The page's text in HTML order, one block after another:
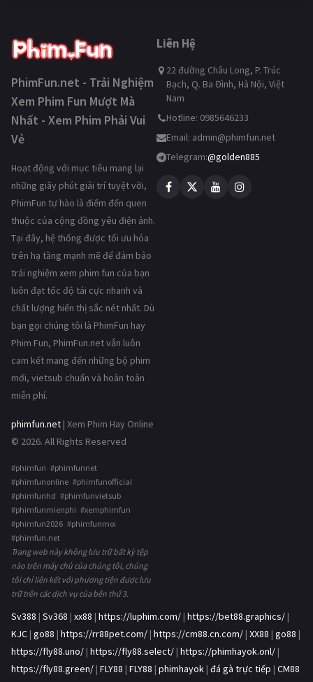
PhimFun.net - Trải Nghiệm
Xem Phim Fun Mượt Mà
Nhất - Xem Phim Phải Vui
Vẻ
Hoạt động với mục tiêu mang lại
những giây phút giải trí tuyệt vời,
PhimFun tự hào là điểm đến quen
thuộc của cộng đồng yêu điện ảnh.
Tại đây, hệ thống được tối ưu hóa
trên hạ tầng mạnh mẽ để đảm bảo
trải nghiệm xem phim fun của bạn
luôn đạt tốc độ tải cực nhanh và
chất lượng hiển thị sắc nét nhất. Dù
bạn gọi chúng tôi là PhimFun hay
Phim Fun, PhimFun.net vẫn luôn
cam kết mang đến những bộ phim
mới, vietsub chuẩn và hoàn toàn
miễn phí.
phimfun.net | Xem Phim Hay Online
© 2026. All Rights Reserved
#phimfun #phimfunnet
#phimfunonline #phimfunofficial
#phimfunhd #phimfunvietsub
#phimfunmienphi #xemphimfun
#phimfun2026 #phimfunmoi
#phimfun.net
Trang web này không lưu trữ bất kỳ tệp
nào trên máy chủ của chúng tôi, chúng
tôi chỉ liên kết với phương tiện được lưu
trữ trên các dịch vụ của bên thứ 3.
Liên Hệ
22 đường Châu Long, P. Trúc
Bạch, Q. Ba Đình, Hà Nội, Việt
Nam
Hotline: 0985646233
Email: admin@phimfun.net
Telegram:@golden885
Sv388 | Sv368 | xx88 | https://luphim.com/ | https://bet88.graphics/ |
KJC | go88 | https://rr88pet.com/ | https://cm88.cn.com/ | XX88 | go88 |
https://fly88.uno/ | https://fly88.select/ | https://phimhayok.onl/ |
https://fly88.green/ | FLY88 | FLY88 | phimhayok | đá gà trực tiếp | CM88